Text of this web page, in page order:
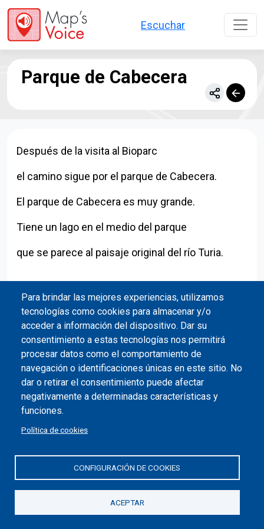
Pasar al contenido principal
Escuchar
Parque de Cabecera
Después de la visita al Bioparc
el camino sigue por el parque de Cabecera.
El parque de Cabecera es muy grande.
Tiene un lago en el medio del parque
que se parece al paisaje original del río Turia.
Volver al índice
Política de cookies
cookies
Para brindar las mejores experiencias, utilizamos
tecnologías como cookies para almacenar y/o
acceder a información del dispositivo. Dar su
consentimiento a estas tecnologías nos permitirá
procesar datos como el comportamiento de
navegación o identificaciones únicas en este sitio. No
dar o retirar el consentimiento puede afectar
negativamente a determinadas características y
funciones.
Política de cookies
CONFIGURACIÓN DE COOKIES
ACEPTAR